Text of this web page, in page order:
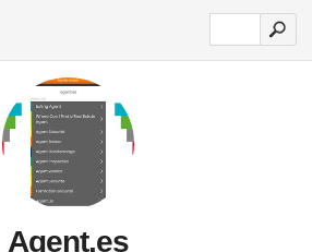
Agent.es